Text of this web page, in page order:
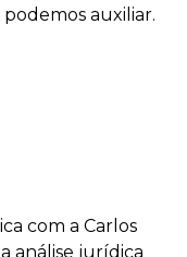
auxiliar.
com a Carlos
análise jurídica